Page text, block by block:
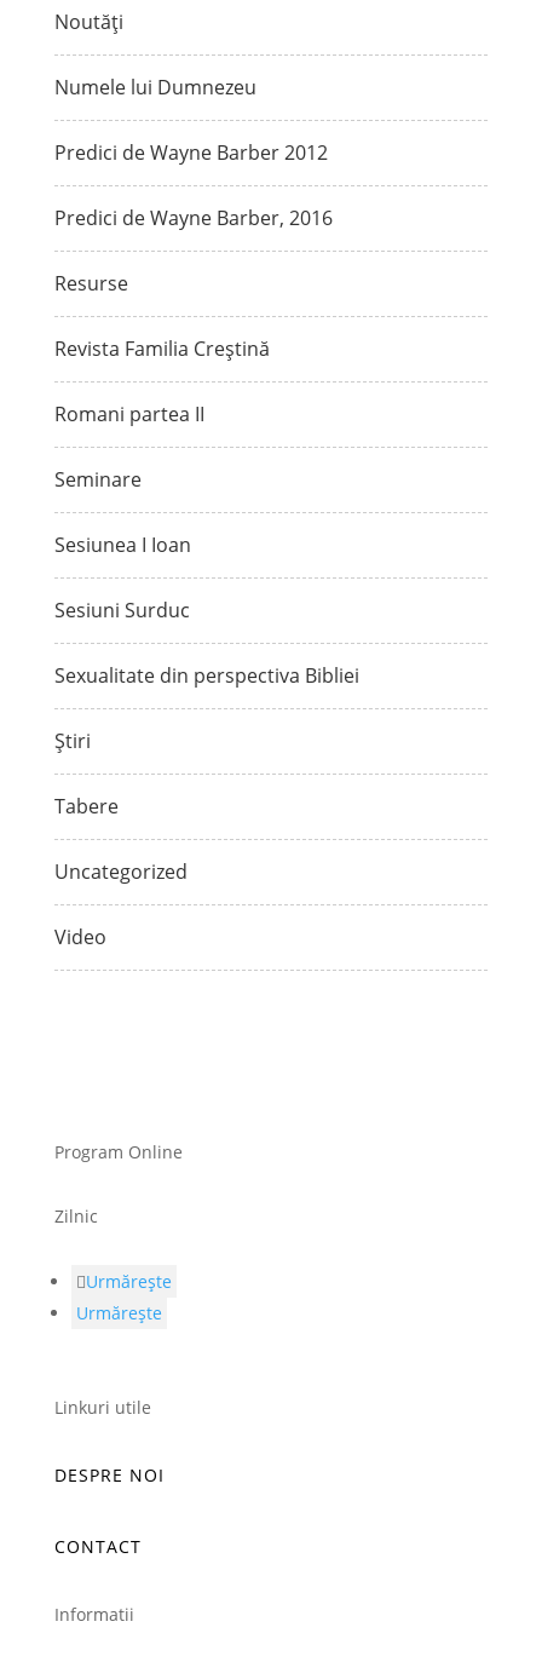
Noutăți
Numele lui Dumnezeu
Predici de Wayne Barber 2012
Predici de Wayne Barber, 2016
Resurse
Revista Familia Creștină
Romani partea II
Seminare
Sesiunea I Ioan
Sesiuni Surduc
Sexualitate din perspectiva Bibliei
Știri
Tabere
Uncategorized
Video
Program Online
Zilnic
Urmărește
Urmărește
Linkuri utile
DESPRE NOI
CONTACT
Informatii